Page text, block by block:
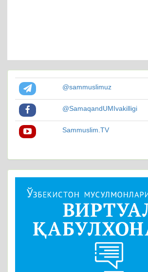
@sammuslimuz
@SamaqandUMIvakilligi
Sammuslim.TV